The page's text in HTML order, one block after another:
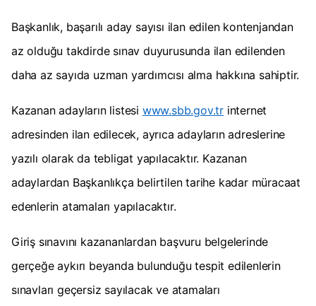
Başkanlık, başarılı aday sayısı ilan edilen kontenjandan
az olduğu takdirde sınav duyurusunda ilan edilenden
daha az sayıda uzman yardımcısı alma hakkına sahiptir.
Kazanan adayların listesi www.sbb.gov.tr internet
adresinden ilan edilecek, ayrıca adayların adreslerine
yazılı olarak da tebligat yapılacaktır. Kazanan
adaylardan Başkanlıkça belirtilen tarihe kadar müracaat
edenlerin atamaları yapılacaktır.
Giriş sınavını kazananlardan başvuru belgelerinde
gerçeğe aykırı beyanda bulunduğu tespit edilenlerin
sınavları geçersiz sayılacak ve atamaları